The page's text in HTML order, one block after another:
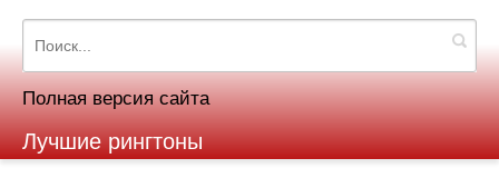
Полная версия сайта
Лучшие рингтоны